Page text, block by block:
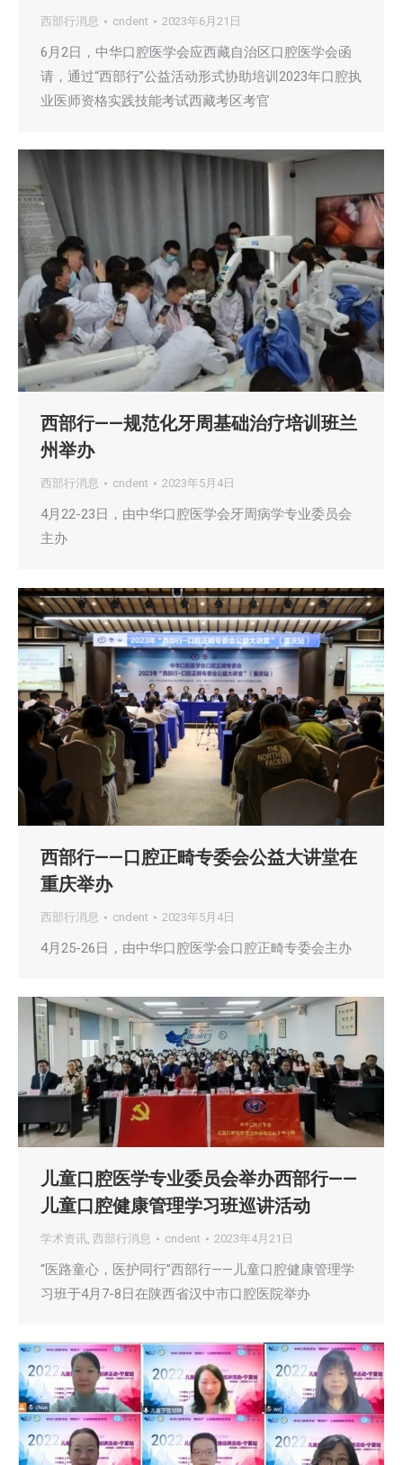
西部行消息 cndent 2023年6月21日
6月2日，中华口腔医学会应西藏自治区口腔医学会函
请，通过“西部行”公益活动形式协助培训2023年口腔执
业医师资格实践技能考试西藏考区考官
西部行——规范化牙周基础治疗培训班兰
州举办
西部行消息 cndent 2023年5月4日
4月22-23日，由中华口腔医学会牙周病学专业委员会
主办
西部行——口腔正畸专委会公益大讲堂在
重庆举办
西部行消息 cndent 2023年5月4日
4月25-26日，由中华口腔医学会口腔正畸专委会主办
儿童口腔医学专业委员会举办西部行——
儿童口腔健康管理学习班巡讲活动
学术资讯, 西部行消息 cndent 2023年4月21日
“医路童心，医护同行”西部行——儿童口腔健康管理学
习班于4月7-8日在陕西省汉中市口腔医院举办